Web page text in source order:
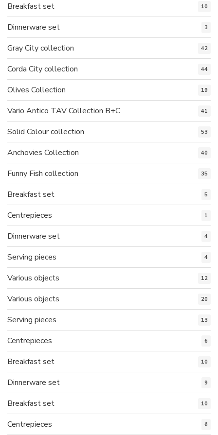
Breakfast set 10
Dinnerware set 3
Gray City collection 42
Corda City collection 44
Olives Collection 19
Vario Antico TAV Collection B+C 41
Solid Colour collection 53
Anchovies Collection 40
Funny Fish collection 35
Breakfast set 5
Centrepieces 1
Dinnerware set 4
Serving pieces 4
Various objects 12
Various objects 20
Serving pieces 13
Centrepieces 6
Breakfast set 10
Dinnerware set 9
Breakfast set 10
Centrepieces 6